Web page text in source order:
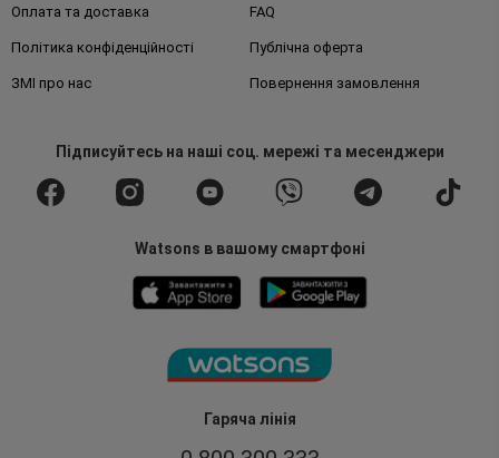
Гаряча лінія
Оплата та доставка FAQ
Політика конфіденційності Публічна оферта
ЗМІ про нас Повернення замовлення
Підписуйтесьна наші соц. мережі та месенджери
Watsons в вашому смартфоні